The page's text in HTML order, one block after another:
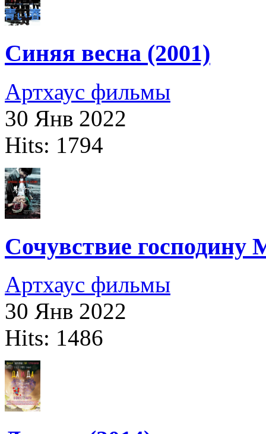
Синяя весна (2001)
Артхаус фильмы
30 Янв 2022
Hits: 1794
Сочувствие господину
Артхаус фильмы
30 Янв 2022
Hits: 1486